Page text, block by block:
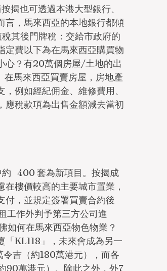
揭也可透過本港大型銀行、
言，馬來西亞的本地銀行都傾
其後門牌稅：交給市政府的
定費以下為在馬來西亞購買物
心？有20萬個房屋/土地的出
在馬來西亞買賣房屋，房地產
例如經紀佣金、維修費用、
應稅款項為出售金額減去當初
400 套為新項目。按揭成
樓價較高的主要城市置業，
付，並規定簽署買賣合約後
工作外判予第三方公司進
如何在馬來西亞物色物業？
「KL118」，未來會成為另一
吉（約180萬港元），而各
90萬港元）。除此之外，外7